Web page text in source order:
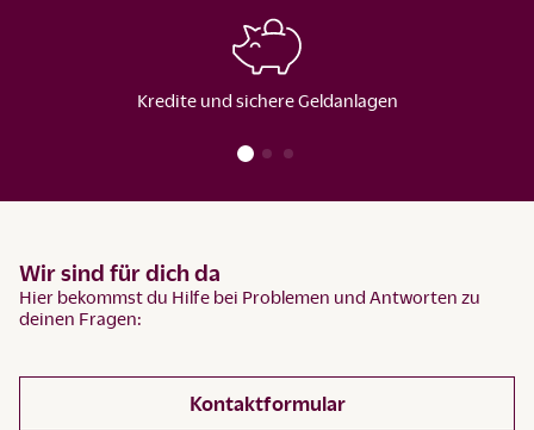
Kredite und sichere Geldanlagen
Wir sind für dich da
Hier bekommst du Hilfe bei Problemen und Antworten zu
deinen Fragen:
Kontaktformular